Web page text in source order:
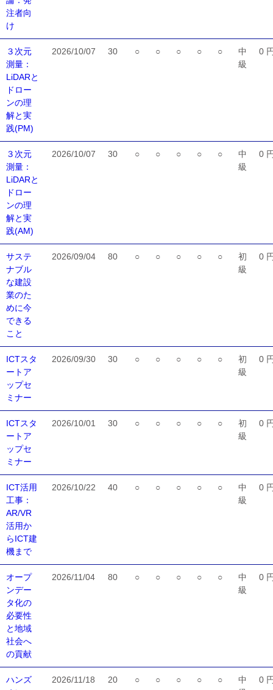
注者向
け
３次元
測量：
LiDARと
ドロー
ンの理
解と実
践(PM)
2026/10/07 30 ○ ○ ○ ○ ○
中
級
0
３次元
測量：
LiDARと
ドロー
ンの理
解と実
践(AM)
2026/10/07 30 ○ ○ ○ ○ ○
中
級
0
サステ
ナブル
な建設
業のた
めに今
できる
こと
2026/09/04 80 ○ ○ ○ ○ ○
初
級
0
ICTスタ
ートア
ップセ
ミナー
2026/09/30 30 ○ ○ ○ ○ ○
初
級
0
ICTスタ
ートア
ップセ
ミナー
2026/10/01 30 ○ ○ ○ ○ ○
初
級
0
ICT活用
工事：
AR/VR
活用か
らICT建
機まで
2026/10/22 40 ○ ○ ○ ○ ○
中
級
0
オープ
ンデー
タ化の
必要性
と地域
社会へ
の貢献
2026/11/04 80 ○ ○ ○ ○ ○
中
級
0
ハンズ
2026/11/18 20 ○ ○ ○ ○ ○
中
0